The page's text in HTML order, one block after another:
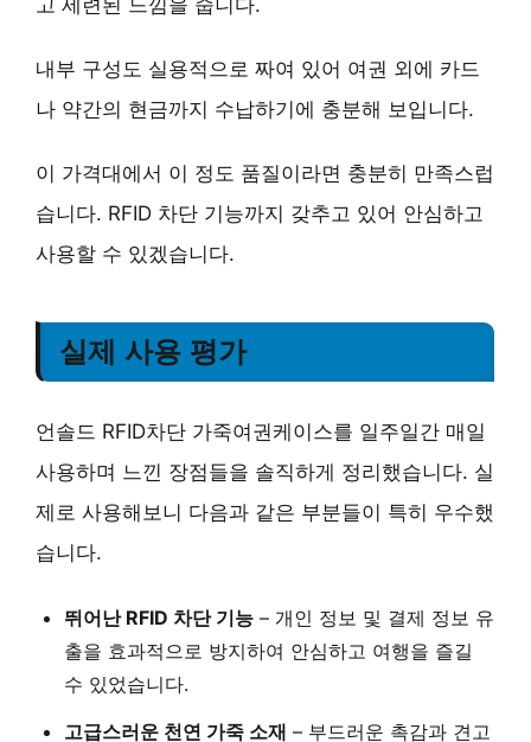
내부 구성도 실용적으로 짜여 있어 여권 외에 카드
나 약간의 현금까지 수납하기에 충분해 보입니다.
이 가격대에서 이 정도 품질이라면 충분히 만족스럽
습니다. RFID 차단 기능까지 갖추고 있어 안심하고
사용할 수 있겠습니다.
실제 사용 평가
언솔드 RFID차단 가죽여권케이스를 일주일간 매일
사용하며 느낀 장점들을 솔직하게 정리했습니다. 실
제로 사용해보니 다음과 같은 부분들이 특히 우수했
습니다.
뛰어난 RFID 차단 기능 – 개인 정보 및 결제 정보 유
출을 효과적으로 방지하여 안심하고 여행을 즐길
수 있었습니다.
고급스러운 천연 가죽 소재 – 부드러운 촉감과 견고